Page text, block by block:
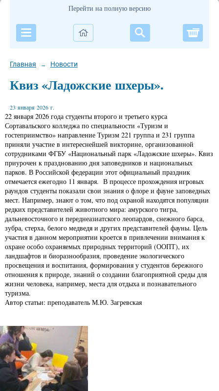
Перейти на полную версию
Главная → Новости
Квиз «Ладожские шхеры».
23 января 2026 г.
22 января 2026 года студенты второго и третьего курса
Сортавальского колледжа по специальности «Туризм и
гостеприимство» направление Туризм 221 группа и 231 группа
приняли участие в интереснейшей викторине, организованной
сотрудниками ФГБУ «Национальный парк «Ладожские шхеры». Квиз
приурочен к празднованию дня заповедников и национальных
парков. В Российской федерации этот официальный праздник
отмечается ежегодно 11 января. В процессе прохождения игровых
раундов студенты показали свои знания о флоре и фауне заповедных
мест. Например, знают о том, что под охраной находятся популяции
редких представителей животного мира: амурского тигра,
дальневосточного и переднеазиатского леопардов, снежного барса,
зубра, стерха, белого медведя и других представителей фауны. Цель
участия в данном мероприятии кроется в привлечении внимания к
охране особо охраняемых природных территорий (ООПТ), их
ландшафтов и биоразнообразия, проведение экологического
просвещения и воспитания, формирования у студентов бережного
отношения к природе, знаний о создании благоприятной среды для
жизни человека, например, места для отдыха и познавательного
туризма.
Автор статьи: преподаватель М.Ю. Загревская